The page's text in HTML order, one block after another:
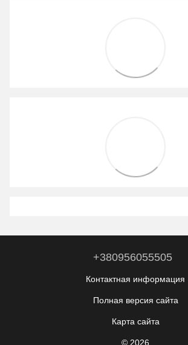
+380956055505
Контактная информация
Полная версия сайта
Карта сайта
© 2026